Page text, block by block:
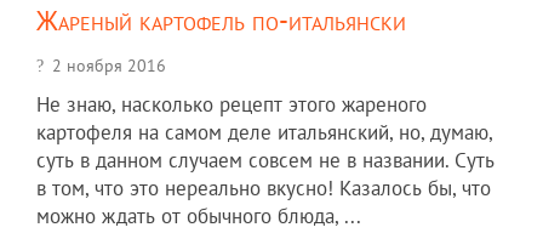
Жареный картофель по-итальянски
2 ноября 2016
Не знаю, насколько рецепт этого жареного
картофеля на самом деле итальянский, но, думаю,
суть в данном случаем совсем не в названии. Суть
в том, что это нереально вкусно! Казалось бы, что
можно ждать от обычного блюда, ...